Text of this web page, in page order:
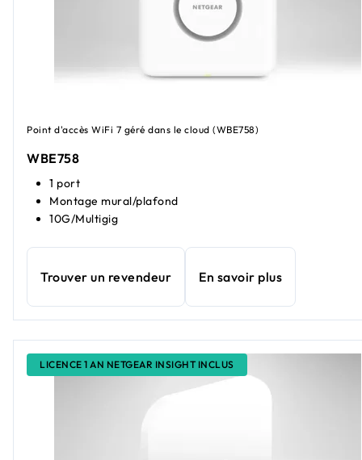
Point d'accès WiFi 7 géré dans le cloud (WBE758)
WBE758
1 port
Montage mural/plafond
10G/Multigig
Trouver un revendeur En savoir plus
LICENCE 1 AN NETGEAR INSIGHT INCLUS